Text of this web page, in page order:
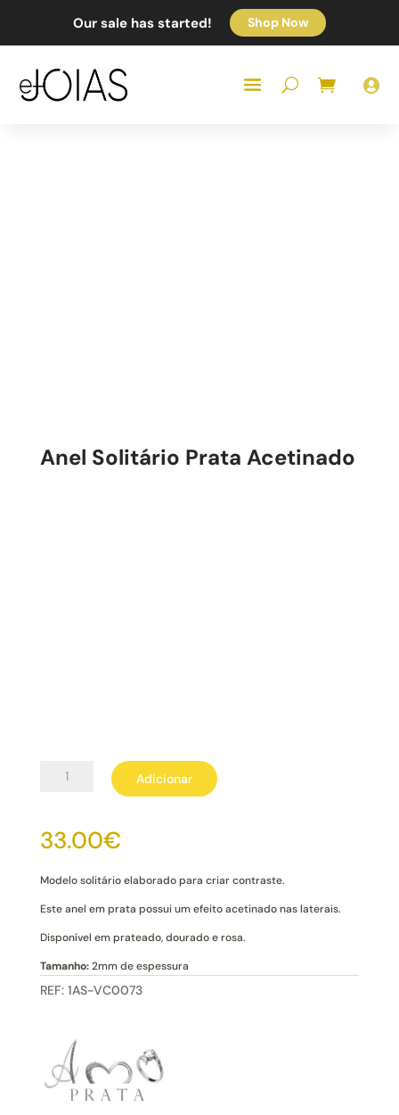
Our sale has started! Shop Now

Anel Solitário Prata Acetinado
Quantidade
Prata
Adicionar
33.00€
Modelo solitário elaborado para criar contraste.
Este anel em prata possui um efeito acetinado nas laterais.
Disponível em prateado, dourado e rosa.
Tamanho:2mm de espessura
REF: 1AS-VC0073